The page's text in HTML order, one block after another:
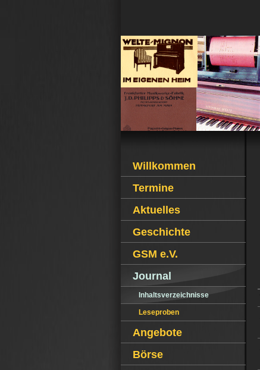
Willkommen
Termine
Aktuelles
Geschichte
GSM e.V.
Journal
Inhaltsverzeichnisse
Leseproben
Angebote
Börse